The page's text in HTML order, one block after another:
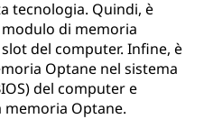
tecnologia. Quindi, è
di memoria
del computer. Infine, è
Optane nel sistema
del computer e
Optane.